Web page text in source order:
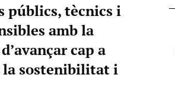
públics, tècnics i
amb la
cap a
la sostenibilitat i